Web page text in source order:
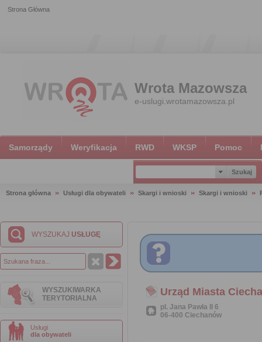
Strona Główna
Wrota Mazowsza
e-uslugi.wrotamazowsza.pl
Samorządy Weryfikacja RWD WKSP Pomoc
Strona główna Usługi dla obywateli Skargi i wnioski Skargi i wnioski
WYSZUKAJ USŁUGĘ
WYSZUKIWARKA
TERYTORIALNA
Usługi
dla obywateli
Urząd Miasta
pl. Jana Pawła II 6
06-400 Ciechanów